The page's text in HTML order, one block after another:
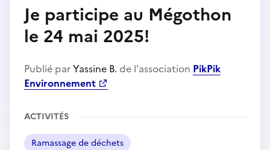
Je participe au Mégothon
le 24 mai 2025!
Publié parYassine B. de l'association PikPik
Environnement
ACTIVITÉS
Ramassage de déchets